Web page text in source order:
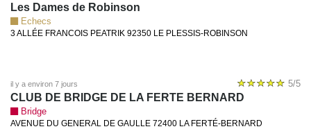
Les Dames de Robinson
Echecs
3 ALLÉE FRANCOIS PEATRIK 92350 LE PLESSIS-ROBINSON
il y a environ 7 jours 5/5
CLUB DE BRIDGE DE LA FERTE BERNARD
Bridge
AVENUE DU GENERAL DE GAULLE 72400 LA FERTÉ-BERNARD